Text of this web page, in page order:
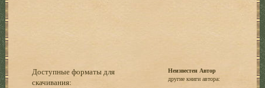
Доступные форматы для
скачивания:
Неизвестен Автор
другие книги автора: